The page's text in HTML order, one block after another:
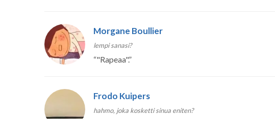
Morgane Boullier
lempi sanasi?
“"Rapeaa".”
Frodo Kuipers
hahmo, joka kosketti sinua eniten?